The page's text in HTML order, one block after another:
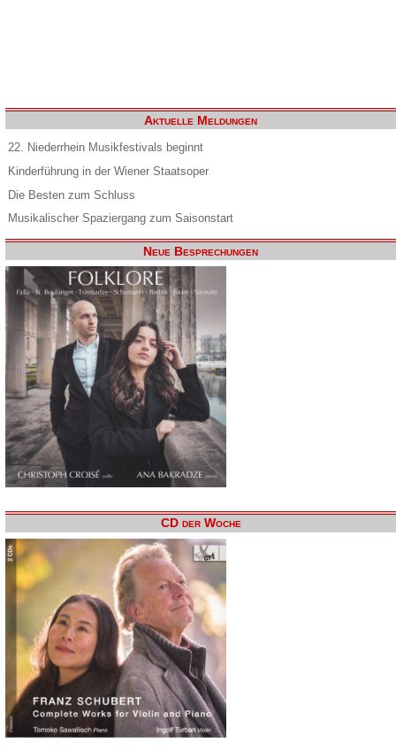
Aktuelle Meldungen
22. Niederrhein Musikfestivals beginnt
Kinderführung in der Wiener Staatsoper
Die Besten zum Schluss
Musikalischer Spaziergang zum Saisonstart
Neue Besprechungen
CD der Woche